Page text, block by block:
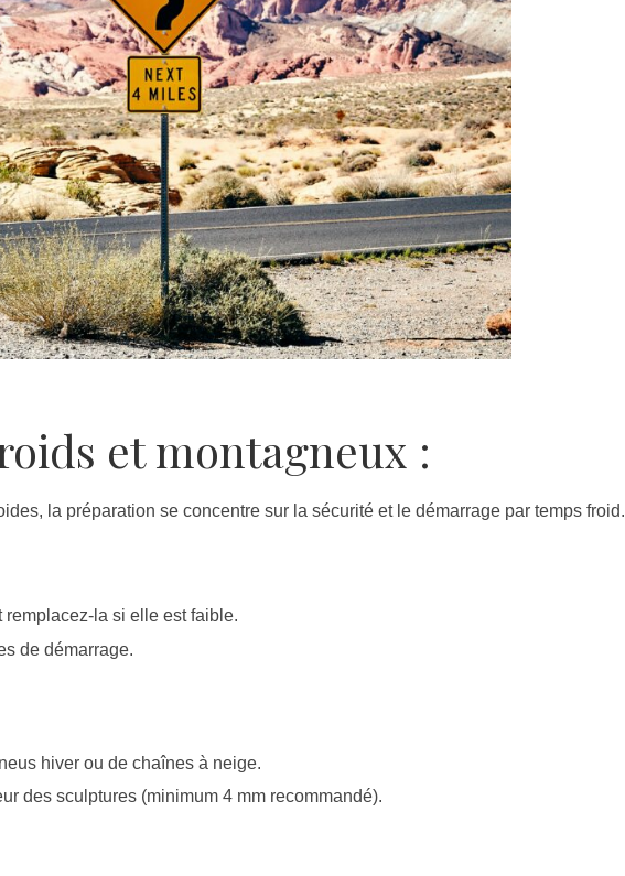
et montagneux :
la préparation se concentre sur la sécurité et le démarrage par temps froid.
remplacez-la si elle est faible.
de démarrage.
hiver ou de chaînes à neige.
des sculptures (minimum 4 mm recommandé).